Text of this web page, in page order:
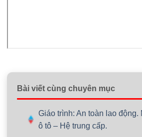
Bài viết cùng chuyên mục
Giáo trình: An toàn lao động.
ô tô – Hệ trung cấp.